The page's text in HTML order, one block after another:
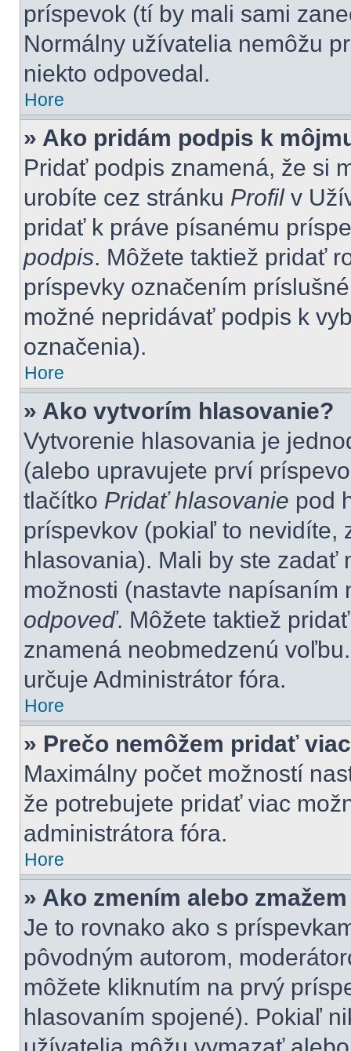
príspevok (tí by mali sami
Normálny užívatelia nemôžu
niekto odpovedal.
Hore
» Ako pridám podpis k
Pridať podpis znamená, že si
urobíte cez stránku Profilv
pridať k práve písanému
podpis. Môžete taktiež pridať
príspevky označením
možné nepridávať podpis k
označenia).
Hore
» Ako vytvorím hlasovanie?
Vytvorenie hlasovania je
(alebo upravujete prví
tlačítko Pridať hlasovanie pod
príspevkov (pokiaľ to nevidíte,
hlasovania). Mali by ste zadať
možnosti (nastavte
odpoveď. Môžete taktiež
znamená neobmedzenú
určuje Administrátor fóra.
Hore
» Prečo nemôžem pridať
Maximálny počet možností
že potrebujete pridať viac
administrátora fóra.
Hore
» Ako zmením alebo
Je to rovnako ako s
pôvodným autorom,
môžete kliknutím na prvý
hlasovaním spojené). Pokiaľ